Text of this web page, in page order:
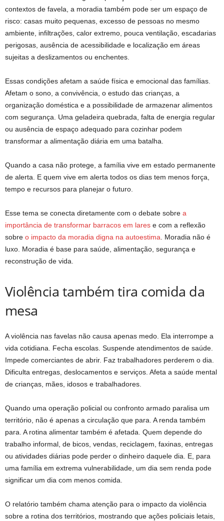
contextos de favela, a moradia também pode ser um espaço de
risco: casas muito pequenas, excesso de pessoas no mesmo
ambiente, infiltrações, calor extremo, pouca ventilação, escadarias
perigosas, ausência de acessibilidade e localização em áreas
sujeitas a deslizamentos ou enchentes.
Essas condições afetam a saúde física e emocional das famílias.
Afetam o sono, a convivência, o estudo das crianças, a
organização doméstica e a possibilidade de armazenar alimentos
com segurança. Uma geladeira quebrada, falta de energia regular
ou ausência de espaço adequado para cozinhar podem
transformar a alimentação diária em uma batalha.
Quando a casa não protege, a família vive em estado permanente
de alerta. E quem vive em alerta todos os dias tem menos força,
tempo e recursos para planejar o futuro.
Esse tema se conecta diretamente com o debate sobre a
importância de transformar barracos em lares e com a reflexão
sobre o impacto da moradia digna na autoestima . Moradia não é
luxo. Moradia é base para saúde, alimentação, segurança e
reconstrução de vida.
Violência também tira comida da
mesa
A violência nas favelas não causa apenas medo. Ela interrompe a
vida cotidiana. Fecha escolas. Suspende atendimentos de saúde.
Impede comerciantes de abrir. Faz trabalhadores perderem o dia.
Dificulta entregas, deslocamentos e serviços. Afeta a saúde mental
de crianças, mães, idosos e trabalhadores.
Quando uma operação policial ou confronto armado paralisa um
território, não é apenas a circulação que para. A renda também
para. A rotina alimentar também é afetada. Quem depende do
trabalho informal, de bicos, vendas, reciclagem, faxinas, entregas
ou atividades diárias pode perder o dinheiro daquele dia. E, para
uma família em extrema vulnerabilidade, um dia sem renda pode
significar um dia com menos comida.
O relatório também chama atenção para o impacto da violência
sobre a rotina dos territórios, mostrando que ações policiais letais,